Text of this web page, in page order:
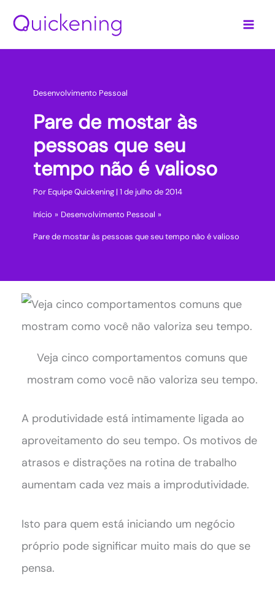
para
Desenvolvimento Pessoal
Pare de mostar às
pessoas que seu
tempo não é valioso
Por Equipe Quickening | 1 de julho de 2014
Início Desenvolvimento Pessoal
Pare de mostar às pessoas que seu tempo não é valioso
Veja cinco comportamentos comuns que
mostram como você não valoriza seu tempo.
A produtividade está intimamente ligada ao
aproveitamento do seu tempo. Os motivos de
atrasos e distrações na rotina de trabalho
aumentam cada vez mais a improdutividade.
Isto para quem está iniciando um negócio
próprio pode significar muito mais do que se
pensa.